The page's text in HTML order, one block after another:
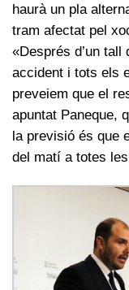
haurà un pla
tram afectat pel
«Després d’un tall
accident i tots els
preveiem que el
apuntat Paneque,
la previsió és que
del matí a totes